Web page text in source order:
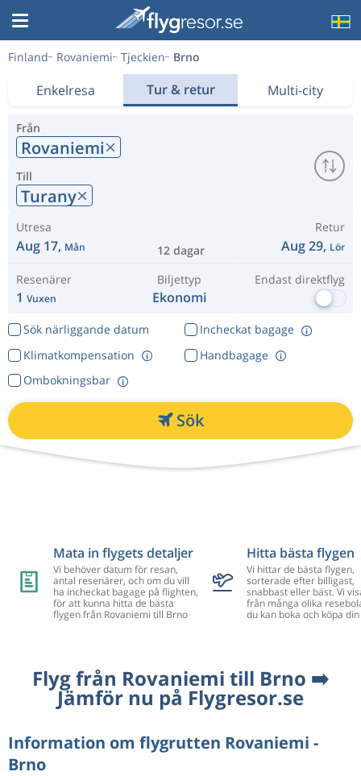
Finland Rovaniemi Tjeckien Brno
Enkelresa Tur & retur Multi-city
Från
Rovaniemi
Till
Turany
Utresa
Aug 17, Mån 12 dagar
Retur
Aug 29, Lör
Resenärer
1 Vuxen
Biljettyp
Ekonomi
Endast direktflyg
Sök närliggande datum
Incheckat bagage
Klimatkompensation
Ombokningsbar
Handbagage
Sök
Mata in flygets detaljer
Vi behöver datum för resan,
antal resenärer, och om du vill
ha incheckat bagage på flighten,
för att kunna hitta de bästa
flygen från Rovaniemi till Brno
Hitta bästa flygen
Vi hittar de bästa flygen,
sorterade efter billigast,
snabbast eller bäst. Vi
från många olika
du kan boka och köpa
Flyg från Rovaniemi till Brno ➡️
Jämför nu på Flygresor.se
Information om flygrutten Rovaniemi -
Brno